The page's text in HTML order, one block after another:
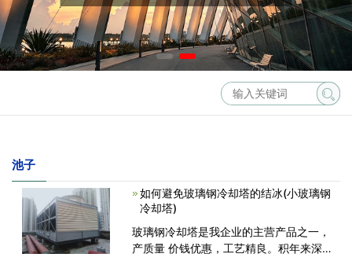
池子
如何避免玻璃钢冷却塔的结冰(小玻璃钢
冷却塔)
玻璃钢冷却塔是我企业的主营产品之一，
产质量 价钱优惠，工艺精良。积年来深